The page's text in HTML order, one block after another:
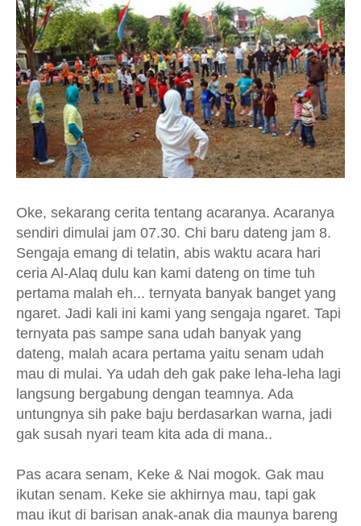
Oke, sekarang cerita tentang acaranya. Acaranya
sendiri dimulai jam 07.30. Chi baru dateng jam 8.
Sengaja emang di telatin, abis waktu acara hari
ceria Al-Alaq dulu kan kami dateng on time tuh
pertama malah eh... ternyata banyak banget yang
ngaret. Jadi kali ini kami yang sengaja ngaret. Tapi
ternyata pas sampe sana udah banyak yang
dateng, malah acara pertama yaitu senam udah
mau di mulai. Ya udah deh gak pake leha-leha lagi
langsung bergabung dengan teamnya. Ada
untungnya sih pake baju berdasarkan warna, jadi
gak susah nyari team kita ada di mana..
Pas acara senam, Keke & Nai mogok. Gak mau
ikutan senam. Keke sie akhirnya mau, tapi gak
mau ikut di barisan anak-anak dia maunya bareng